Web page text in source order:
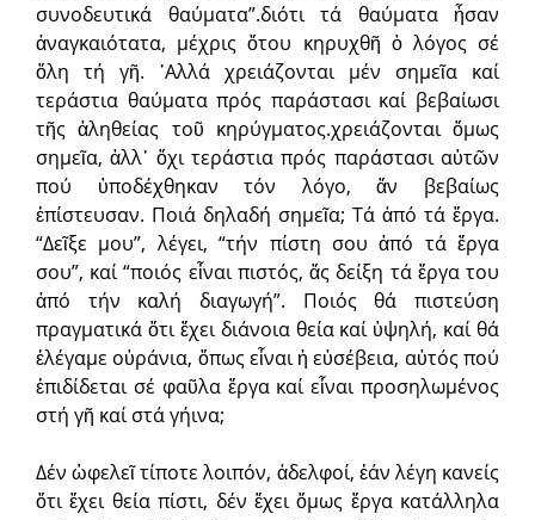
συνοδευτικά θαύματα”.διότι τά θαύματα ἦσαν
ἀναγκαιότατα, μέχρις ὅτου κηρυχθῆ ὁ λόγος σέ
ὅλη τή γῆ. ᾿Αλλά χρειάζονται μέν σημεῖα καί
τεράστια θαύματα πρός παράστασι καί βεβαίωσι
τῆς ἀληθείας τοῦ κηρύγματος.χρειάζονται ὅμως
σημεῖα, ἀλλ᾿ ὄχι τεράστια πρός παράστασι αὐτῶν
πού ὑποδέχθηκαν τόν λόγο, ἄν βεβαίως
ἐπίστευσαν. Ποιά δηλαδή σημεῖα; Τά ἀπό τά ἔργα.
“Δεῖξε μου”, λέγει, “τήν πίστη σου ἀπό τά ἔργα
σου”, καί “ποιός εἶναι πιστός, ἄς δείξη τά ἔργα του
ἀπό τήν καλή διαγωγή”. Ποιός θά πιστεύση
πραγματικά ὅτι ἔχει διάνοια θεία καί ὑψηλή, καί θά
ἐλέγαμε οὐράνια, ὅπως εἶναι ἡ εὐσέβεια, αὐτός πού
ἐπιδίδεται σέ φαῦλα ἔργα καί εἶναι προσηλωμένος
στή γῆ καί στά γήινα;
Δέν ὠφελεῖ τίποτε λοιπόν, ἀδελφοί, ἐάν λέγη κανείς
ὅτι ἔχει θεία πίστι, δέν ἔχει ὅμως ἔργα κατάλληλα